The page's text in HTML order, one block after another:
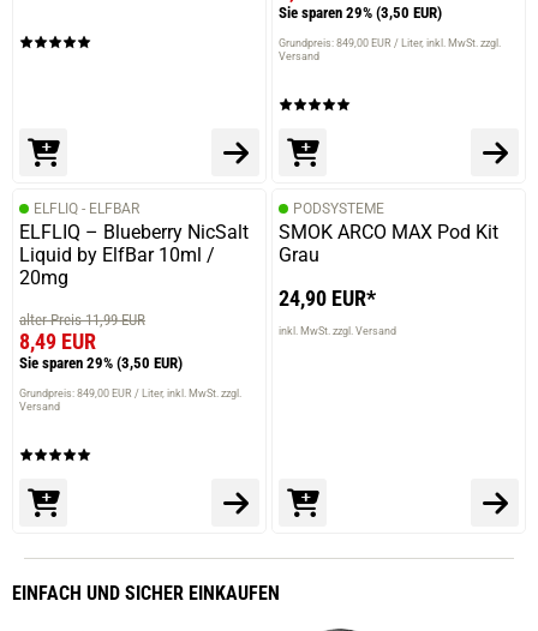
Sie sparen 29% (3,50 EUR)
Grundpreis: 849,00 EUR / Liter inkl. MwSt. zzgl.
Versand
ELFLIQ - ELFBAR
ELFLIQ – Blueberry NicSalt
Liquid by ElfBar 10ml /
20mg
alter Preis 11,99 EUR
8,49 EUR
Sie sparen 29% (3,50 EUR)
Grundpreis: 849,00 EUR / Liter inkl. MwSt. zzgl.
Versand
PODSYSTEME
SMOK ARCO MAX Pod Kit
Grau
24,90 EUR*
inkl. MwSt. zzgl. Versand
EINFACH UND SICHER EINKAUFEN